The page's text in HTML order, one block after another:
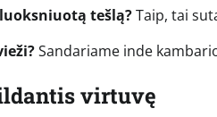
tešlą?Taip, tai
Sandariame inde
virtuvę